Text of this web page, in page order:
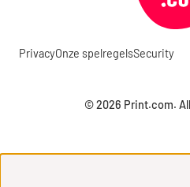
© 2026 Print.com.
PrivacyOnze spelregelsSecurity